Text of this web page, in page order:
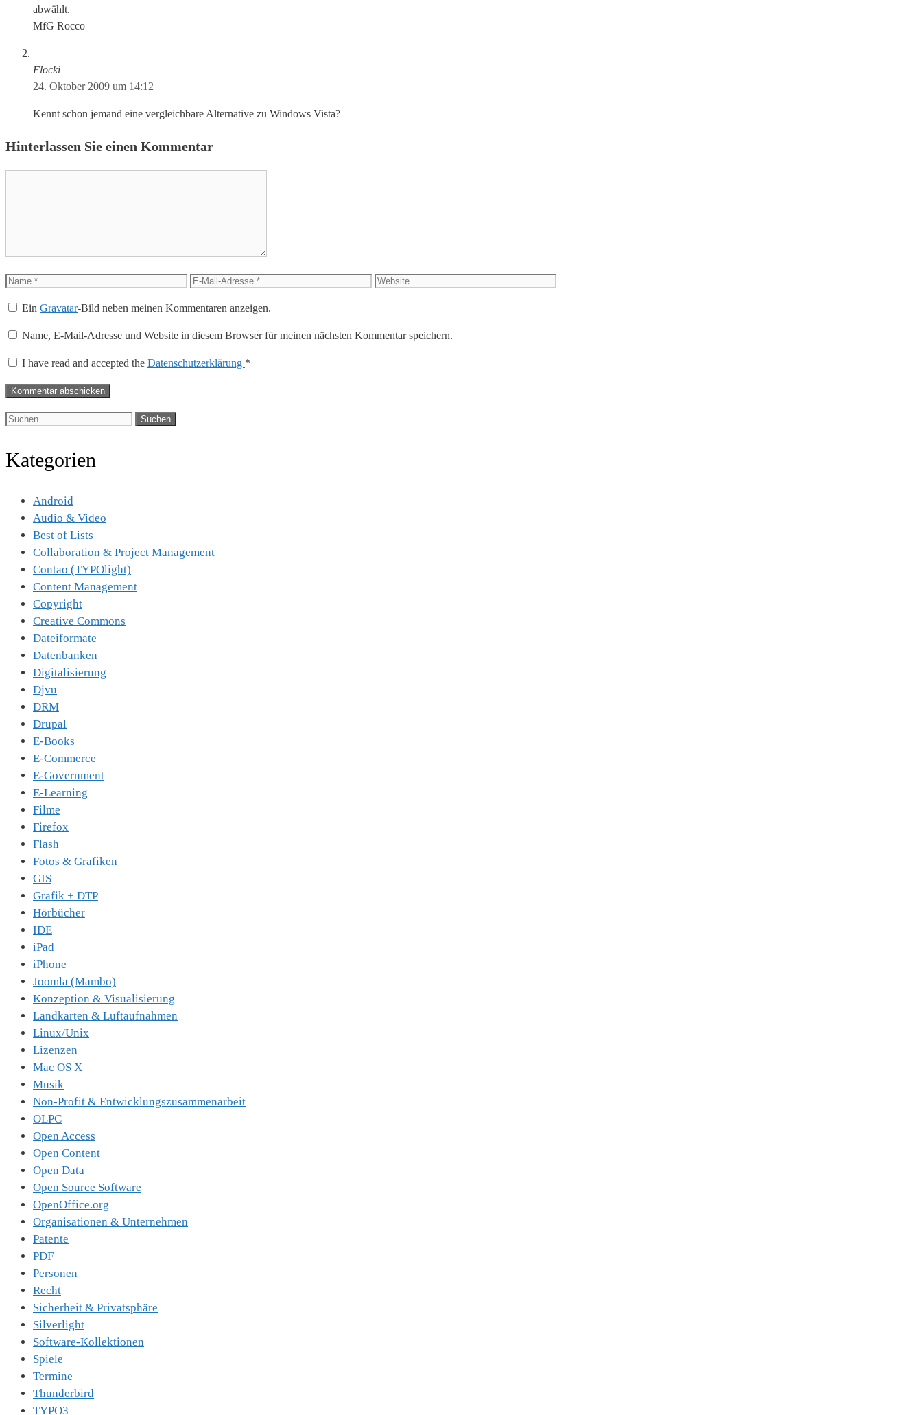
abwählt.
MfG Rocco
Flocki
24. Oktober 2009 um 14:12
Kennt schon jemand eine vergleichbare Alternative zu Windows Vista?
Hinterlassen Sie einen Kommentar
Name
E-
Adresse
Website
EinGravatar-Bild neben meinen Kommentaren anzeigen.
Name, E-Mail-Adresse und Website in diesem Browser für meinen nächsten Kommentar speichern.
I have read and accepted the Datenschutzerklärung *
Suche
Kategorien
Android
Audio & Video
Best of Lists
Collaboration & Project Management
Contao (TYPOlight)
Content Management
Copyright
Creative Commons
Dateiformate
Datenbanken
Digitalisierung
Djvu
DRM
Drupal
E-Books
E-Commerce
E-Government
E-Learning
Filme
Firefox
Flash
Fotos & Grafiken
GIS
Grafik + DTP
Hörbücher
IDE
iPad
iPhone
Joomla (Mambo)
Konzeption & Visualisierung
Landkarten & Luftaufnahmen
Linux/Unix
Lizenzen
Mac OS X
Musik
Non-Profit & Entwicklungszusammenarbeit
OLPC
Open Access
Open Content
Open Data
Open Source Software
OpenOffice.org
Organisationen & Unternehmen
Patente
PDF
Personen
Recht
Sicherheit & Privatsphäre
Silverlight
Software-Kollektionen
Spiele
Termine
Thunderbird
TYPO3